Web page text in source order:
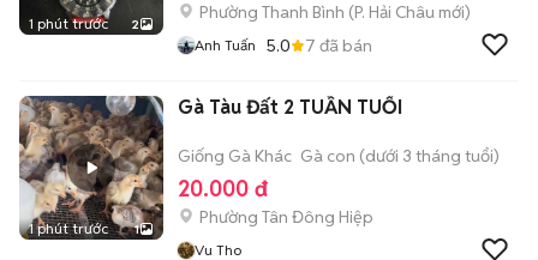
1 phút trước 2
Phường Thanh Bình (P. Hải Châu mới)
Anh Tuấn 5.0 7 đã bán
1 phút trước 1
Gà Tàu Đất 2 TUẦN TUỔI
Giống Gà Khác Gà con (dưới 3 tháng tuổi)
20.000 đ
Phường Tân Đông Hiệp
Vu Tho